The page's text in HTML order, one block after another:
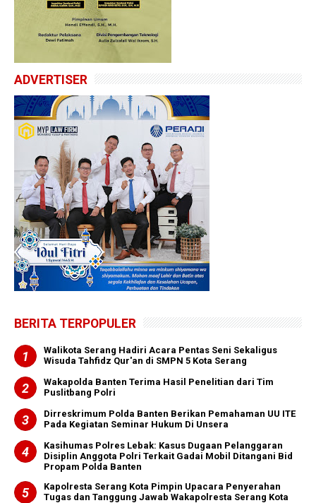
ADVERTISER
BERITA TERPOPULER
Walikota Serang Hadiri Acara Pentas Seni Sekaligus
Wisuda Tahfidz Qur'an di SMPN 5 Kota Serang
Wakapolda Banten Terima Hasil Penelitian dari Tim
Puslitbang Polri
Dirreskrimum Polda Banten Berikan Pemahaman UU ITE
Pada Kegiatan Seminar Hukum Di Unsera
Kasihumas Polres Lebak: Kasus Dugaan Pelanggaran
Disiplin Anggota Polri Terkait Gadai Mobil Ditangani Bid
Propam Polda Banten
Kapolresta Serang Kota Pimpin Upacara Penyerahan
Tugas dan Tanggung Jawab Wakapolresta Serang Kota